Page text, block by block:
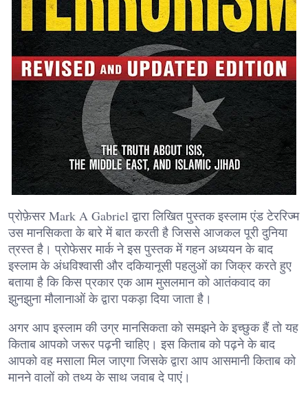
प्रोफ़ेसर Mark A Gabriel द्वारा लिखित पुस्तक इस्लाम एंड टेररिज्म
उस मानसिकता के बारे में बात करती है जिससे आजकल पूरी दुनिया
त्रस्त है। प्रोफेसर मार्क ने इस पुस्तक में गहन अध्ययन के बाद
इस्लाम के अंधविश्वासी और दकियानूसी पहलुओं का जिक्र करते हुए
बताया है कि किस प्रकार एक आम मुसलमान को आतंकवाद का
झुनझुना मौलानाओं के द्वारा पकड़ा दिया जाता है।
अगर आप इस्लाम की उग्र मानसिकता को समझने के इच्छुक हैं तो यह
किताब आपको जरूर पढ़नी चाहिए। इस किताब को पढ़ने के बाद
आपको वह मसाला मिल जाएगा जिसके द्वारा आप आसमानी किताब को
मानने वालों को तथ्य के साथ जवाब दे पाएं।